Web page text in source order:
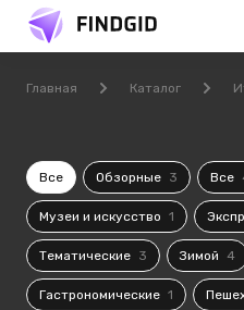
Главная Каталог
Все Обзорные 3 Все
Музеи и искусство 1
Тематические 3 Зимой 4
Гастрономические 1